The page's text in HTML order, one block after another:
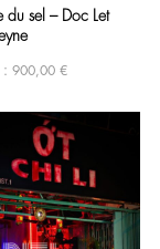
du sel – Doc Let
: 900,00 €